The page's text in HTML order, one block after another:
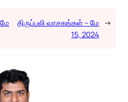
திருப்பலி வாசகங்கள் – மே
15, 2024
→